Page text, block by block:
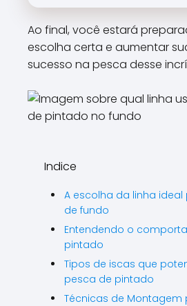
\\\\\\\\".
Ao final, você estará
escolha certa e aumentar
sucesso na pesca desse
Indice
A escolha da linha
de fundo
Entendendo o
pintado
Tipos de iscas que
pesca de pintado
Técnicas de Montagem